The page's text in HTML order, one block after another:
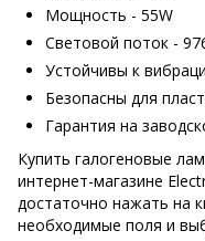
Мощность - 55W
Световой поток -
Устойчивы к
Безопасны для
Гарантия на
Купить галогеновые
интернет-магазине
достаточно нажать на
необходимые поля и